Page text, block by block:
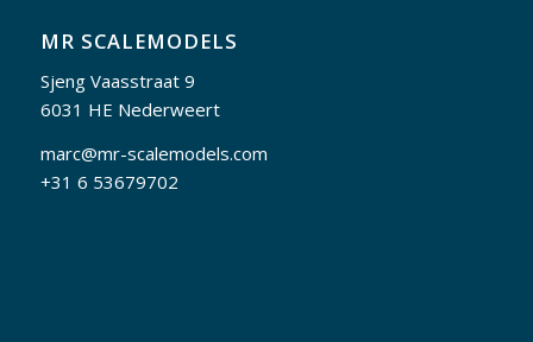
MR SCALEMODELS
Sjeng Vaasstraat 9
6031 HE Nederweert
marc@mr-scalemodels.com
+31 6 53679702